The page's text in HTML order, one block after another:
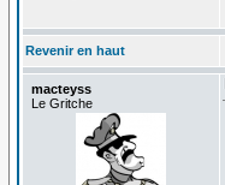
Revenir en haut
macteyss
Le Gritche